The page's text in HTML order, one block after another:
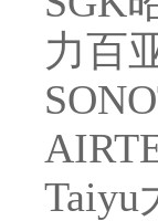
力百
Taiyu